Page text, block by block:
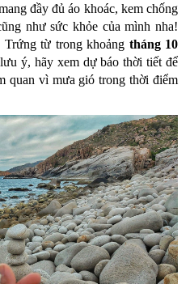
đầy đủ áo khoác, kem chống
như sức khỏe của mình nha!
từ trong khoảng tháng 10
ý, hãy xem dự báo thời tiết để
quan vì mưa gió trong thời điểm